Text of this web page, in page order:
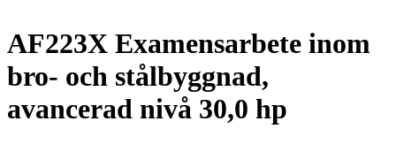
AF223X Examensarbete inom
bro- och stålbyggnad,
avancerad nivå 30,0 hp